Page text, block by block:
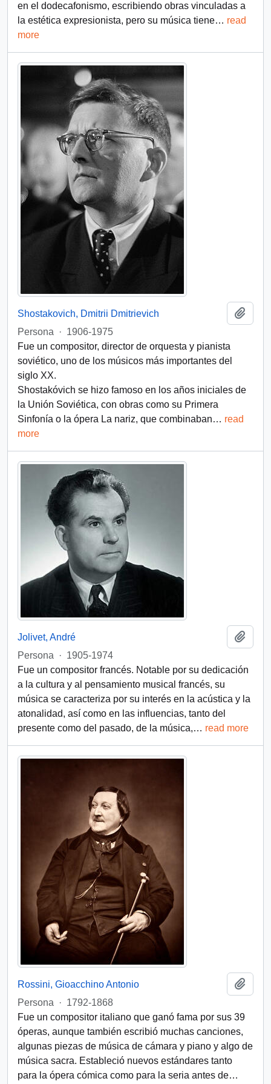
en el dodecafonismo, escribiendo obras vinculadas a
la estética expresionista, pero su música tiene… read
more
Shostakovich, Dmitrii Dmitrievich
Persona
· 1906-1975
Fue un compositor, director de orquesta y pianista
soviético, uno de los músicos más importantes del
siglo XX.
Shostakóvich se hizo famoso en los años iniciales de
la Unión Soviética, con obras como su Primera
Sinfonía o la ópera La nariz, que combinaban… read
more
Jolivet, André
Persona
· 1905-1974
Fue un compositor francés. Notable por su dedicación
a la cultura y al pensamiento musical francés, su
música se caracteriza por su interés en la acústica y la
atonalidad, así como en las influencias, tanto del
presente como del pasado, de la música,… read more
Rossini, Gioacchino Antonio
Persona
· 1792-1868
Fue un compositor italiano que ganó fama por sus 39
óperas, aunque también escribió muchas canciones,
algunas piezas de música de cámara y piano y algo de
música sacra. Estableció nuevos estándares tanto
para la ópera cómica como para la seria antes de…